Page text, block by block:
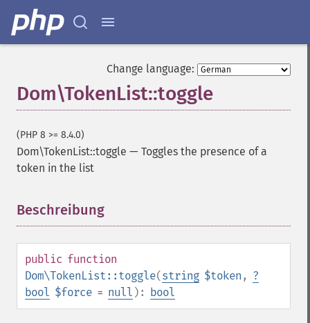
Change language:
Dom\TokenList::toggle
(PHP 8 >= 8.4.0)
Dom\TokenList::toggle — Toggles the presence of a
token in the list
Beschreibung
public function
Dom\TokenList::toggle(string $token , ?
bool $force = null ): bool